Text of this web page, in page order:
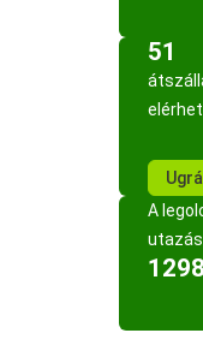
51
A
utazás